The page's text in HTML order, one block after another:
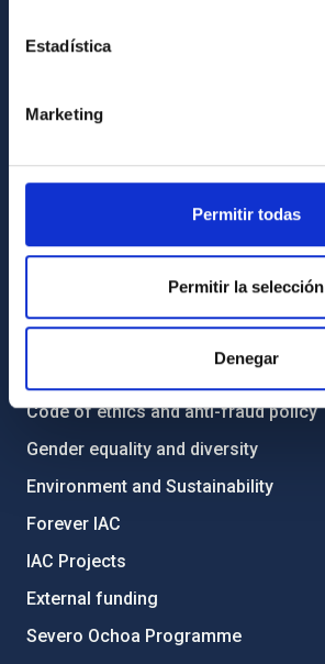
Estadística
Marketing
Permitir todas
Permitir la selección
Denegar
GENERAL INFORMATION
How to get to the IAC
List of personnel
Legislation
Code of ethics and anti-fraud policy
Gender equality and diversity
Environment and Sustainability
Forever IAC
IAC Projects
External funding
Severo Ochoa Programme